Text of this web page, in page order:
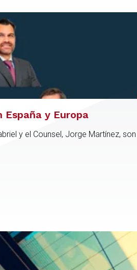
y Europa
y el Counsel, Jorge Martínez, son